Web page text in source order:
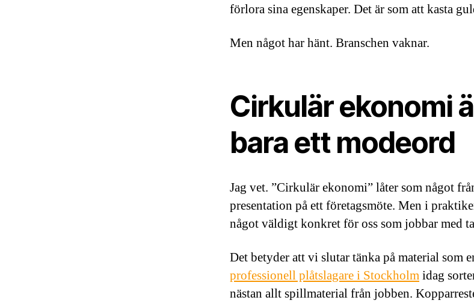
förlora sina egenskaper. Det är som att kasta
Men något har hänt. Branschen vaknar.
Cirkulär ekonomi
bara ett modeord
Jag vet. ”Cirkulär ekonomi” låter som något
presentation på ett företagsmöte. Men i
något väldigt konkret för oss som jobbar med
Det betyder att vi slutar tänka på material som
professionell plåtslagare i Stockholmidag
nästan allt spillmaterial från jobben.